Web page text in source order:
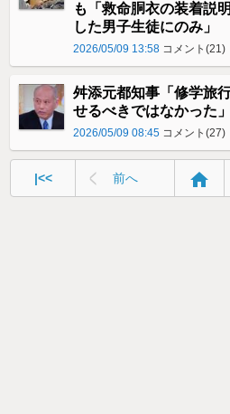
も「救命胴衣の装着説
した男子生徒にのみ」
2026/05/09 13:58 コメント(21)
舛添元都知事「修学旅
せるべきではなかった」
2026/05/09 08:45 コメント(27)
|<< 前へ home